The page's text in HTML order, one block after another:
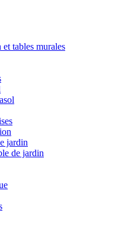
tables murales
jardin
de jardin